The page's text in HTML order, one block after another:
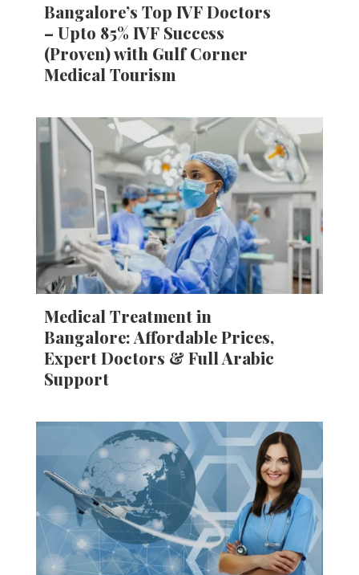
Bangalore’s Top IVF Doctors
– Upto 85% IVF Success
(Proven) with Gulf Corner
Medical Tourism
Medical Treatment in
Bangalore: Affordable Prices,
Expert Doctors & Full Arabic
Support